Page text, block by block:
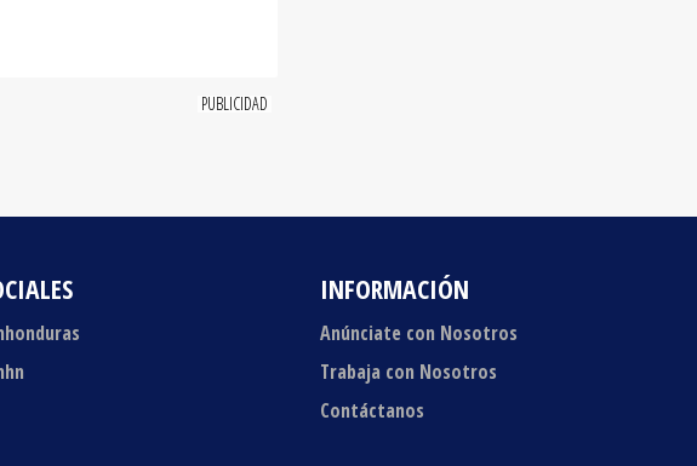
INFORMACIÓN
Anúnciate con Nosotros
Trabaja con Nosotros
Contáctanos